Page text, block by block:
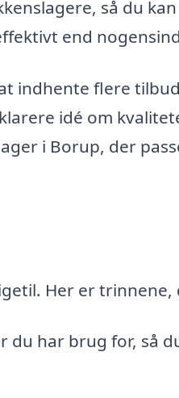
så du
end
indhente flere
idé om
i Borup, der
Her er trinnene,
har brug for, så